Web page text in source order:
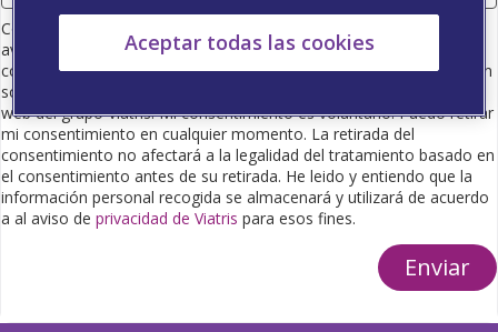
Consiento que Viatris (consulte la información de la empresa en el
aviso de protección de datos) utilice mis datos de contacto
comercial para proporcionarme información científica e información
sobre productos farmacéuticos, así como de eventos o seminarios
web del grupo Viatris. Mi consentimiento es voluntario. Puedo retirar
mi consentimiento en cualquier momento. La retirada del
consentimiento no afectará a la legalidad del tratamiento basado en
el consentimiento antes de su retirada. He leido y entiendo que la
información personal recogida se almacenará y utilizará de acuerdo
a al aviso de privacidad de Viatris para esos fines.
Enviar
Aceptar todas las cookies